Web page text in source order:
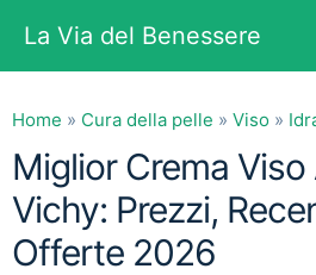
contenuto
La Via del Benessere
Home » Cura della pelle » Viso »
Miglior Crema
Vichy: Prezzi,
Offerte 2026